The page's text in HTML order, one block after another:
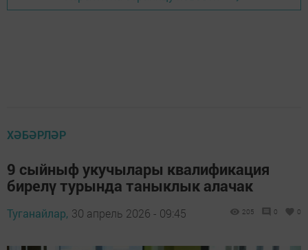
ХӘБӘРЛӘР
9 сыйныф укучылары квалификация
бирелү турында таныклык алачак
Туганайлар, 30 апрель 2026 - 09:45 205 0 0